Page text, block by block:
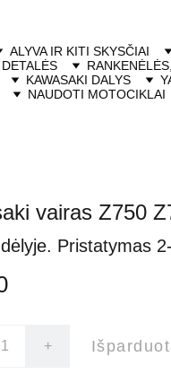
ALYVA IR KITI SKYSČIAI
KAWASAKI DALYS
NAUDOTI MOTOCIKLAI
vairas Z750
Pristatymas
+